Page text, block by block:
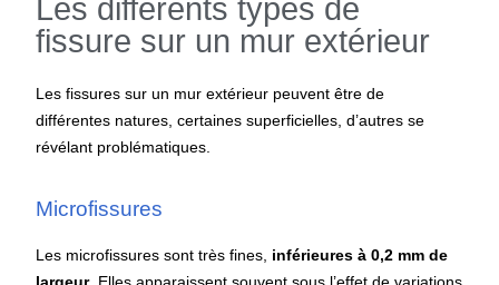
Les différents types de
fissure sur un mur extérieur
Les fissures sur un mur extérieur peuvent être de
différentes natures, certaines superficielles, d’autres se
révélant problématiques.
Microfissures
Les microfissures sont très fines, inférieures à 0,2 mm de